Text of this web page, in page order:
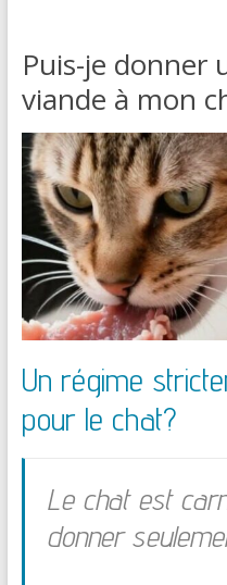
Puis-je donner
viande à mon
Un régime
pour le chat?
Le chat est
donner